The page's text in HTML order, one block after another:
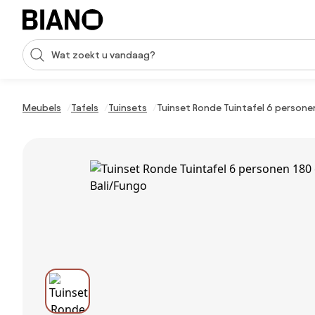
Navigatie overslaan, naar inhoud springen
Zoekopdracht invoeren
Meubels Tafels Tuinsets Tuinset Ronde Tuintafel 6